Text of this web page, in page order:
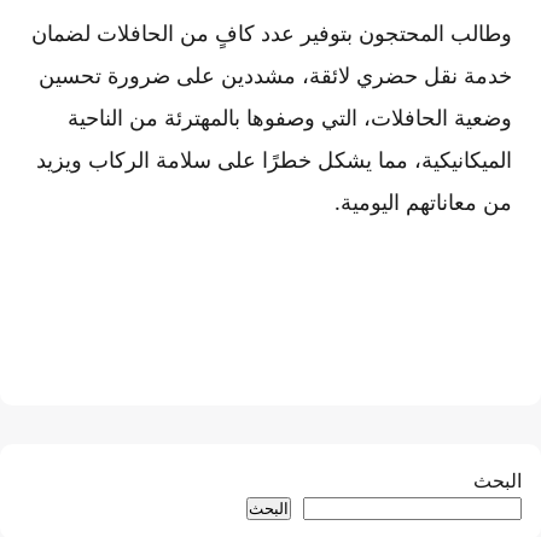
وطالب المحتجون بتوفير عدد كافٍ من الحافلات لضمان
خدمة نقل حضري لائقة، مشددين على ضرورة تحسين
وضعية الحافلات، التي وصفوها بالمهترئة من الناحية
الميكانيكية، مما يشكل خطرًا على سلامة الركاب ويزيد
من معاناتهم اليومية.
البحث
البحث